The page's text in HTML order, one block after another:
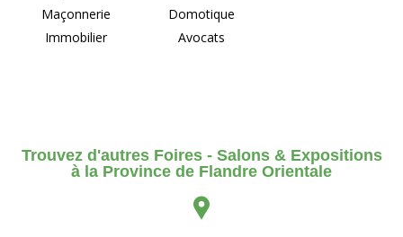
Maçonnerie
Immobilier
Domotique
Avocats
Trouvez d'autres Foires - Salons & Expositions
à la Province de Flandre Orientale